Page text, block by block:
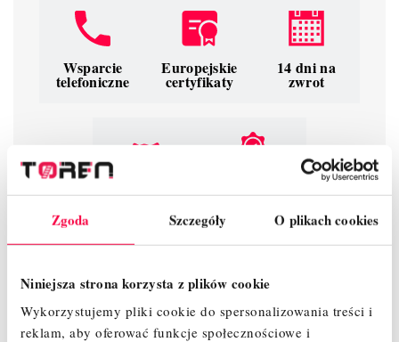
Zgoda Szczegóły O plikach cookies
Niniejsza strona korzysta z plików cookie
Wykorzystujemy pliki cookie do spersonalizowania treści i
reklam, aby oferować funkcje społecznościowe i
Wsparcie
telefoniczne
Europejskie
certyfikaty
14 dni na
zwrot
LeaseLink producenta
Bądź pierwszy, napisz opinię!